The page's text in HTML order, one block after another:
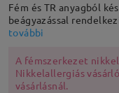
Fém és TR anyagból
beágyazással
használatra tervezve,
szemüveg
további
A fémszerkezet
Nikkelallergiás
vásárlásnál.